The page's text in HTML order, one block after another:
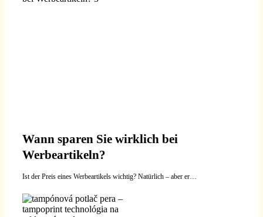
Wann sparen Sie wirklich bei
Werbeartikeln?
Ist der Preis eines Werbeartikels wichtig? Natürlich – aber er…